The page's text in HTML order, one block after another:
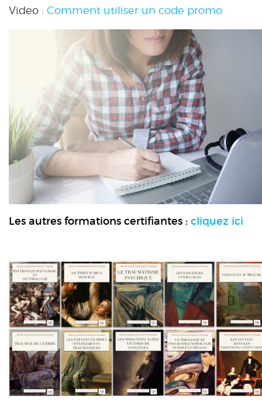
Video : Comment utiliser un code promo
Les autres formations certifiantes : cliquez ici